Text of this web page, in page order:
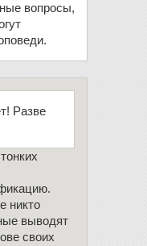
вопросы,
Разве
никто
выводят
своих